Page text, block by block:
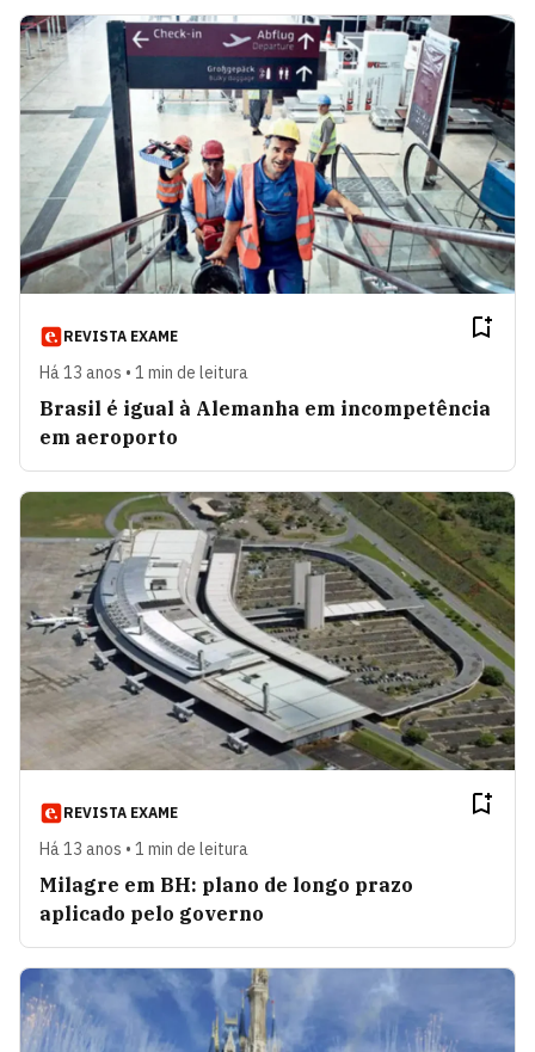
REVISTA EXAME
Há 13 anos • 1 min de leitura
Brasil é igual à Alemanha em incompetência
em aeroporto
REVISTA EXAME
Há 13 anos • 1 min de leitura
Milagre em BH: plano de longo prazo
aplicado pelo governo